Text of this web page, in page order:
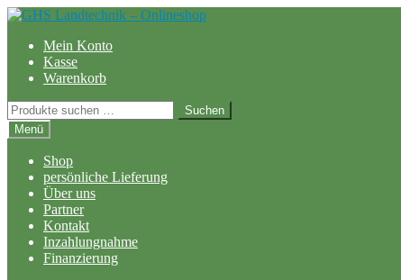
Zur
springen
Zum
springenMein Konto
Kasse
Warenkorb
Suchen
nach:
Suchen
Menü
Shop
persönliche Lieferung
Über uns
Partner
Kontakt
Inzahlungnahme
Finanzierung